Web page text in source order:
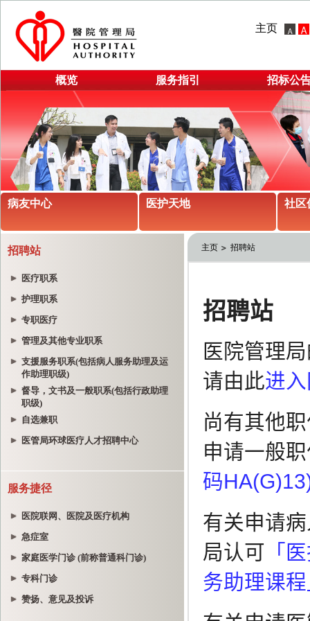
主页
概览 服务指引 招标公
病友中心 医护天地 社区
招聘站
医疗职系
护理职系
专职医疗
管理及其他专业职系
支援服务职系(包括病人服务助理及运
作助理职级)
督导，文书及一般职系(包括行政助理
职级)
自选兼职
医管局环球医疗人才招聘中心
服务捷径
医院联网、医院及医疗机构
急症室
家庭医学门诊 (前称普通科门诊)
专科门诊
赞扬、意见及投诉
主页 招聘站